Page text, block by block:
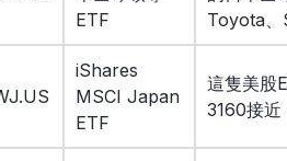
ETF
Toyota、
iShares
MSCI Japan
ETF
這隻美股
3160接近